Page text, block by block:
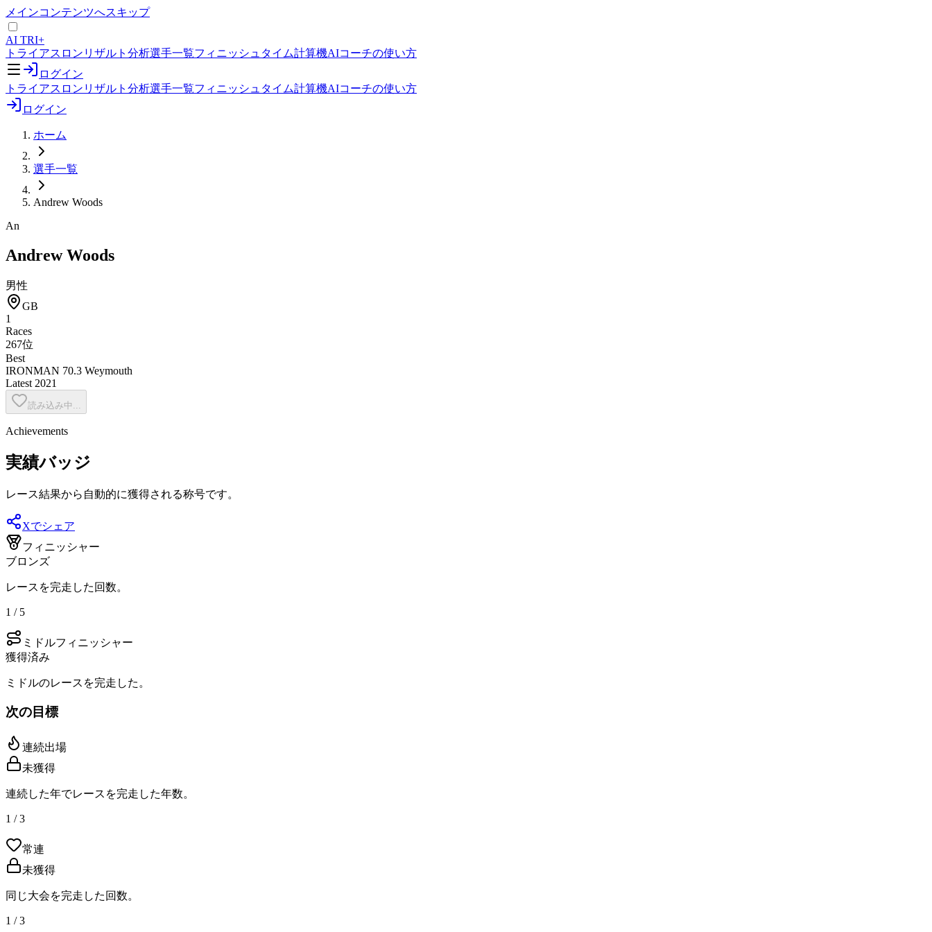
メインコンテンツへスキップ
AI TRI+
トライアスロンリザルト分析選手一覧フィニッシュタイム計算機AIコーチの使い方
ログイン
トライアスロンリザルト分析選手一覧フィニッシュタイム計算機AIコーチの使い方
ログイン
ホーム
選手一覧
Andrew Woods
An
Andrew Woods
男性
GB
1
Races
267位
Best
IRONMAN 70.3 Weymouth
Latest 2021
読み込み中...
Achievements
実績バッジ
レース結果から自動的に獲得される称号です。
Xでシェア
フィニッシャー
ブロンズ
レースを完走した回数。
1 / 5
ミドルフィニッシャー
獲得済み
ミドルのレースを完走した。
次の目標
連続出場
未獲得
連続した年でレースを完走した年数。
1 / 3
常連
未獲得
同じ大会を完走した回数。
1 / 3